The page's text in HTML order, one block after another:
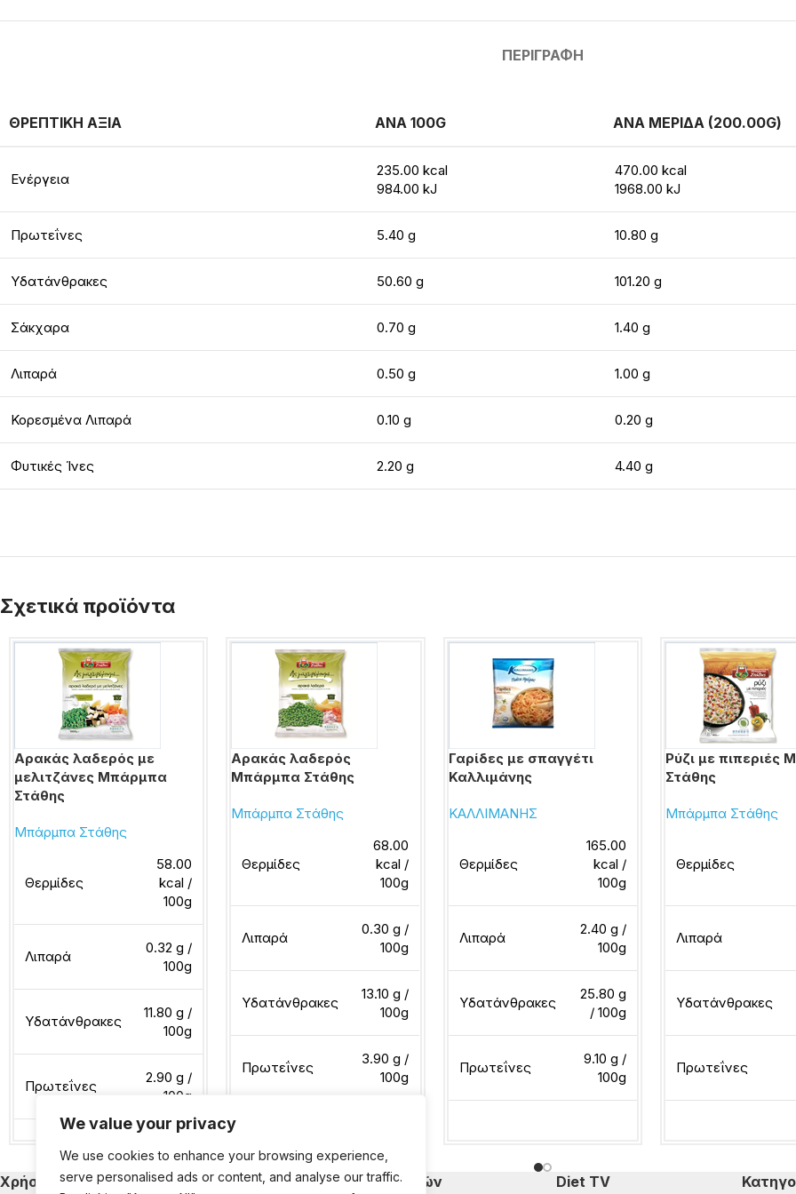
We value your privacy
We use cookies to enhance your browsing experience,
serve personalised ads or content, and analyse our traffic.
ΠΕΡΙΓΡΑΦΉ
ΘΡΕΠΤΙΚΗ ΑΞΙΑ ΑΝΑ 100G ΑΝΑ ΜΕΡΙΔΑ (200.00G)
Ενέργεια
235.00 kcal
984.00 kJ
470.00 kcal
1968.00 kJ
Πρωτεΐνες 5.40 g 10.80 g
Υδατάνθρακες 50.60 g 101.20 g
Σάκχαρα 0.70 g 1.40 g
Λιπαρά 0.50 g 1.00 g
Κορεσμένα Λιπαρά 0.10 g 0.20 g
Φυτικές Ίνες 2.20 g 4.40 g
Σχετικά προϊόντα
Αρακάς λαδερός με
μελιτζάνες Μπάρμπα
Στάθης
Μπάρμπα Στάθης
Θερμίδες
58.00
kcal /
100g
Λιπαρά
0.32 g /
100g
Υδατάνθρακες
11.80 g /
100g
Πρωτεΐνες
2.90 g /
100g
Αρακάς λαδερός
Μπάρμπα Στάθης
Μπάρμπα Στάθης
Θερμίδες
68.00
kcal /
100g
Λιπαρά
0.30 g /
100g
Υδατάνθρακες
13.10 g /
100g
Πρωτεΐνες
3.90 g /
100g
Διαβάστε περισσότερα
Γαρίδες με σπαγγέτι
Καλλιμάνης
ΚΑΛΛΙΜΑΝΗΣ
Θερμίδες
165.00
kcal /
100g
Λιπαρά
2.40 g /
100g
Υδατάνθρακες
25.80 g
/ 100g
Πρωτεΐνες
9.10 g /
100g
Ρύζι με πιπεριές
Στάθης
Μπάρμπα Στάθης
Θερμίδες
Λιπαρά
Υδατάνθρακες
Πρωτεΐνες
Χρήσιμα Κατηγορίες Εκπομπών Diet TV